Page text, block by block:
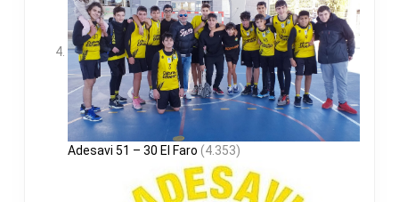
Adesavi 51 – 30 El Faro (4.353)